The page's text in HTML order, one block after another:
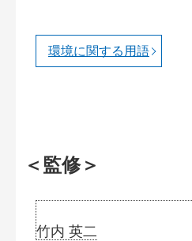
環境に関する用語
＜監修＞
竹内 英二